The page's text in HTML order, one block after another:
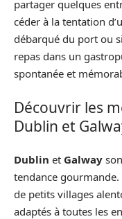
partager quelques
céder à la tentation
débarqué du port ou
repas dans un
spontanée et
Découvrir les
Dublin et
Dublin et Galway
tendance
de petits villages
adaptés à toutes les